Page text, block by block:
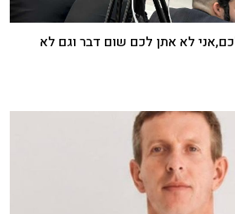
לא אתן לכם שום דבר וגם לא